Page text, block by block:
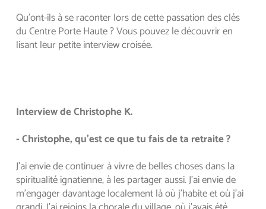
Qu'ont-ils à se raconter lors de cette passation des clés
du Centre Porte Haute ? Vous pouvez le découvrir en
lisant leur petite interview croisée.
Interview de Christophe K.
- Christophe, qu'est ce que tu fais de ta retraite ?
J’ai envie de continuer à vivre de belles choses dans la
spiritualité ignatienne, à les partager aussi. J’ai envie de
m’engager davantage localement là où j’habite et où j’ai